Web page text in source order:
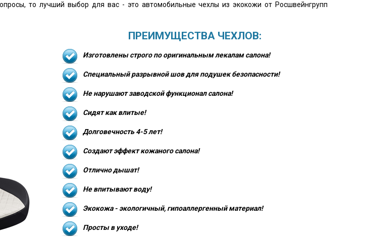
то лучший выбор для вас - это автомобильные чехлы из экокожи от Росшвейнгрупп
ПРЕИМУЩЕСТВА ЧЕХЛОВ:
Изготовлены строго по оригинальным лекалам салона!
Специальный разрывной шов для подушек безопасности!
Не нарушают заводской функционал салона!
Сидят как влитые!
Долговечность 4-5 лет!
Создают эффект кожаного салона!
Отлично дышат!
Не впитывают воду!
Экокожа - экологичный, гипоаллергенный материал!
Просты в уходе!